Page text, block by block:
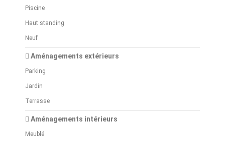
Piscine
Haut standing
Neuf
Aménagements extérieurs
Parking
Jardin
Terrasse
Aménagements intérieurs
Meublé